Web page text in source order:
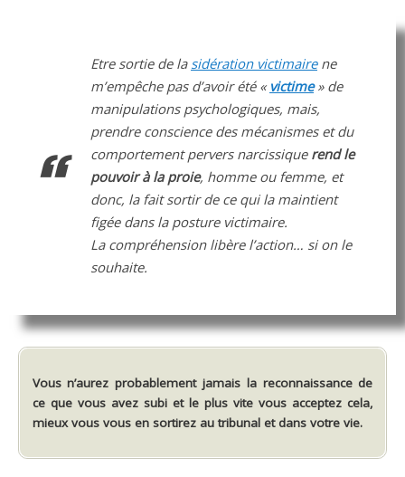
Etre sortie de la sidération victimairene
m’empêche pas d’avoir été « victime» de
manipulations psychologiques, mais,
prendre conscience des mécanismes et du
comportement pervers narcissique rend le
pouvoir à la proie, homme ou femme, et
donc, la fait sortir de ce qui la maintient
figée dans la posture victimaire.
La compréhension libère l’action… si on le
souhaite.
Vous n’aurez probablement jamais la reconnaissance de
ce que vous avez subi et le plus vite vous acceptez cela,
mieux vous vous en sortirez au tribunal et dans votre vie.